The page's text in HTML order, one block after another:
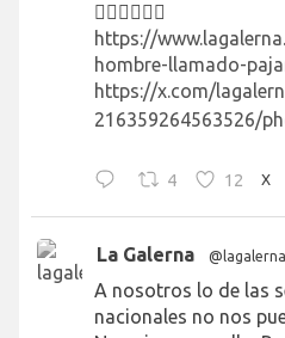
👉🏻👉🏻👉🏻
https://
hombre-llamado-
https://x.com/
216359264563526/
4 12 X
La Galerna @lagalerna_
A nosotros lo de las
nacionales no nos